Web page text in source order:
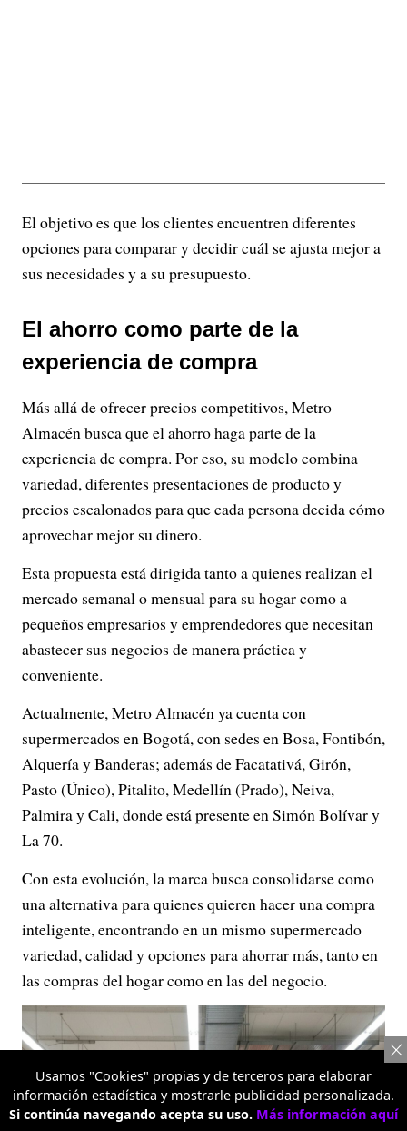
El objetivo es que los clientes encuentren diferentes
opciones para comparar y decidir cuál se ajusta mejor a
sus necesidades y a su presupuesto.
El ahorro como parte de la
experiencia de compra
Más allá de ofrecer precios competitivos, Metro
Almacén busca que el ahorro haga parte de la
experiencia de compra. Por eso, su modelo combina
variedad, diferentes presentaciones de producto y
precios escalonados para que cada persona decida cómo
aprovechar mejor su dinero.
Esta propuesta está dirigida tanto a quienes realizan el
mercado semanal o mensual para su hogar como a
pequeños empresarios y emprendedores que necesitan
abastecer sus negocios de manera práctica y
conveniente.
Actualmente, Metro Almacén ya cuenta con
supermercados en Bogotá, con sedes en Bosa, Fontibón,
Alquería y Banderas; además de Facatativá, Girón,
Pasto (Único), Pitalito, Medellín (Prado), Neiva,
Palmira y Cali, donde está presente en Simón Bolívar y
La 70.
Con esta evolución, la marca busca consolidarse como
una alternativa para quienes quieren hacer una compra
inteligente, encontrando en un mismo supermercado
variedad, calidad y opciones para ahorrar más, tanto en
las compras del hogar como en las del negocio.
Usamos "Cookies" propias y de terceros para elaborar
información estadística y mostrarle publicidad personalizada.
Si continúa navegando acepta su uso. Más información aquí